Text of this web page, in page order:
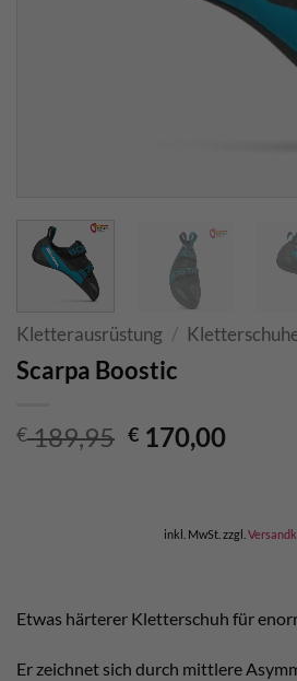
Kletterausrüstung /
Scarpa Boostic
€189,95 Ursprünglicher
€ 170,00
inkl. MwSt. zzgl.
Etwas härterer Kletterschuh für
Er zeichnet sich durch mittlere